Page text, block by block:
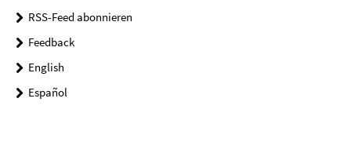
RSS-Feed abonnieren
Feedback
English
Español